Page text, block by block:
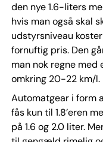
den nye 1.6-liters
hvis man også skal
udstyrsniveau
fornuftig pris. Den
man nok regne
omkring 20-22 km/l.
Automatgear i form
fås kun til 1.8’eren
på 1.6 og 2.0 liter.